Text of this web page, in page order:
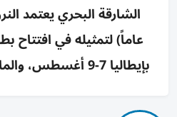
بإيطاليا 7-9 أغسطس، والمارتينسن يؤكد جاهزيته